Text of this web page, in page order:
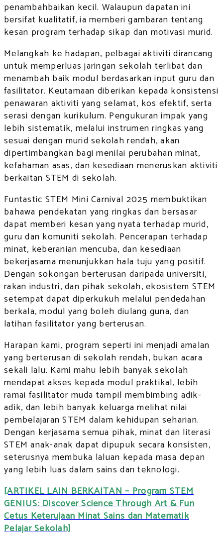
penambahbaikan kecil. Walaupun dapatan ini
bersifat kualitatif, ia memberi gambaran tentang
kesan program terhadap sikap dan motivasi murid.
Melangkah ke hadapan, pelbagai aktiviti dirancang
untuk memperluas jaringan sekolah terlibat dan
menambah baik modul berdasarkan input guru dan
fasilitator. Keutamaan diberikan kepada konsistensi
penawaran aktiviti yang selamat, kos efektif, serta
serasi dengan kurikulum. Pengukuran impak yang
lebih sistematik, melalui instrumen ringkas yang
sesuai dengan murid sekolah rendah, akan
dipertimbangkan bagi menilai perubahan minat,
kefahaman asas, dan kesediaan meneruskan aktiviti
berkaitan STEM di sekolah.
Funtastic STEM Mini Carnival 2025 membuktikan
bahawa pendekatan yang ringkas dan bersasar
dapat memberi kesan yang nyata terhadap murid,
guru dan komuniti sekolah. Pencerapan terhadap
minat, keberanian mencuba, dan kesediaan
bekerjasama menunjukkan hala tuju yang positif.
Dengan sokongan berterusan daripada universiti,
rakan industri, dan pihak sekolah, ekosistem STEM
setempat dapat diperkukuh melalui pendedahan
berkala, modul yang boleh diulang guna, dan
latihan fasilitator yang berterusan.
Harapan kami, program seperti ini menjadi amalan
yang berterusan di sekolah rendah, bukan acara
sekali lalu. Kami mahu lebih banyak sekolah
mendapat akses kepada modul praktikal, lebih
ramai fasilitator muda tampil membimbing adik-
adik, dan lebih banyak keluarga melihat nilai
pembelajaran STEM dalam kehidupan seharian.
Dengan kerjasama semua pihak, minat dan literasi
STEM anak-anak dapat dipupuk secara konsisten,
seterusnya membuka laluan kepada masa depan
yang lebih luas dalam sains dan teknologi.
[ARTIKEL LAIN BERKAITAN – Program STEM
GENIUS: Discover Science Through Art & Fun
Cetus Keterujaan Minat Sains dan Matematik
Pelajar Sekolah]